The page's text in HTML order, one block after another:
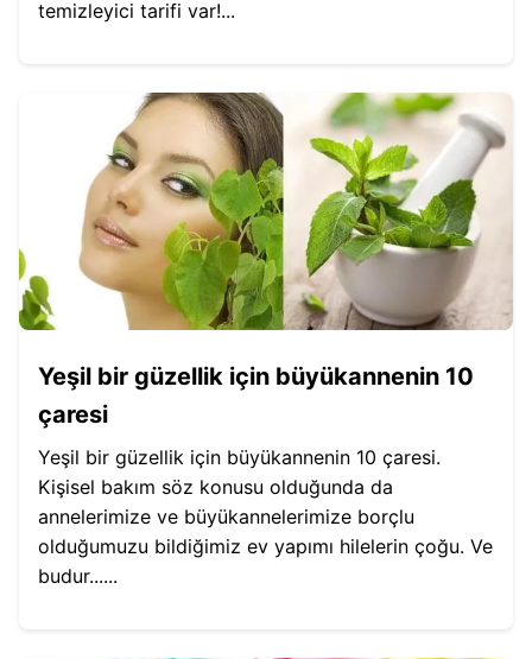
temizleyici tarifi var!...
Yeşil bir güzellik için büyükannenin 10
çaresi
Yeşil bir güzellik için büyükannenin 10 çaresi.
Kişisel bakım söz konusu olduğunda da
annelerimize ve büyükannelerimize borçlu
olduğumuzu bildiğimiz ev yapımı hilelerin çoğu. Ve
budur......